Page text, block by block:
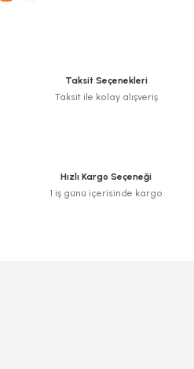
Taksit Seçenekleri
Taksit ile kolay alışveriş
Hızlı Kargo Seçeneği
1 iş günü içerisinde kargo